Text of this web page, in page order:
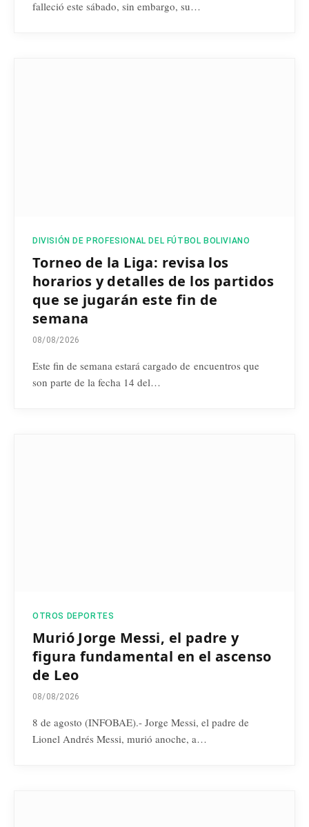
falleció este sábado, sin embargo, su…
DIVISIÓN DE PROFESIONAL DEL FÚTBOL BOLIVIANO
Torneo de la Liga: revisa los
horarios y detalles de los partidos
que se jugarán este fin de
semana
08/08/2026
Este fin de semana estará cargado de encuentros que
son parte de la fecha 14 del…
OTROS DEPORTES
Murió Jorge Messi, el padre y
figura fundamental en el ascenso
de Leo
08/08/2026
8 de agosto (INFOBAE).- Jorge Messi, el padre de
Lionel Andrés Messi, murió anoche, a…